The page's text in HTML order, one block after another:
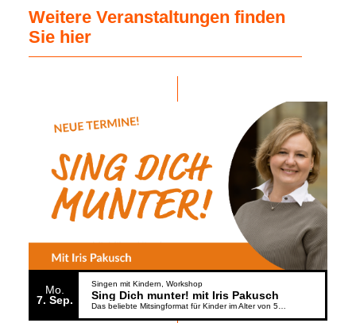
Weitere Veranstaltungen finden
Sie hier
Mo.
7 Sep.
Singen mit Kindern Workshop
Sing Dich munter! mit Iris Pakusch
Das beliebte Mitsingformat für Kinder im Alter von 5 bis 6 Jahren geht weiter